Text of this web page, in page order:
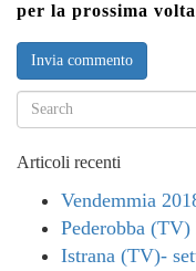
per la prossima
Articoli recenti
Vendemmia
Pederobba
Istrana (TV)-